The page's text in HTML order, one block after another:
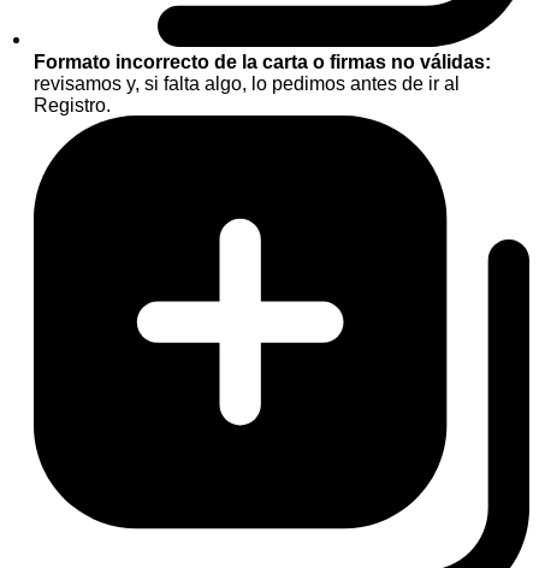
Formato incorrecto de la carta o firmas no válidas:
revisamos y, si falta algo, lo pedimos antes de ir al
Registro.